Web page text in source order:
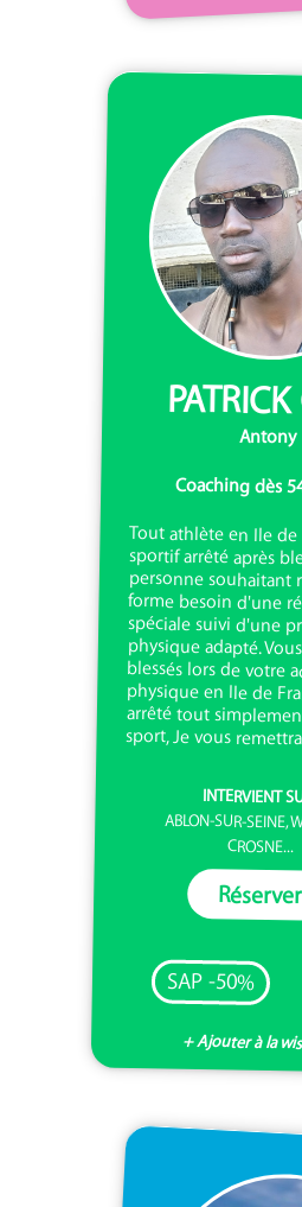
Antony
Coaching dès
Tout athlète en Ile de
sportif arrêté après
personne souhaitant
forme besoin d'une
spéciale suivi d'une
physique adapté. Vous
blessés lors de
physique en Ile de
arrêté tout
sport, Je vous
INTERVIENT
ABLON-SUR-SEINE,
CROSNE...
Réserver
SAP -50%
+ Ajouter à la